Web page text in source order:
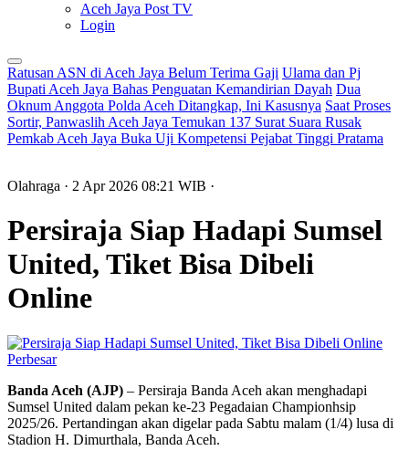
Aceh Jaya Post TV
Login
Ratusan ASN di Aceh Jaya Belum Terima Gaji Ulama dan Pj
Bupati Aceh Jaya Bahas Penguatan Kemandirian Dayah Dua
Oknum Anggota Polda Aceh Ditangkap, Ini Kasusnya Saat Proses
Sortir, Panwaslih Aceh Jaya Temukan 137 Surat Suara Rusak
Pemkab Aceh Jaya Buka Uji Kompetensi Pejabat Tinggi Pratama
Olahraga · 2 Apr 2026 08:21 WIB ·
Persiraja Siap Hadapi Sumsel
United, Tiket Bisa Dibeli
Online
Perbesar
Banda Aceh (AJP) – Persiraja Banda Aceh akan menghadapi
Sumsel United dalam pekan ke-23 Pegadaian Championhsip
2025/26. Pertandingan akan digelar pada Sabtu malam (1/4) lusa di
Stadion H. Dimurthala, Banda Aceh.